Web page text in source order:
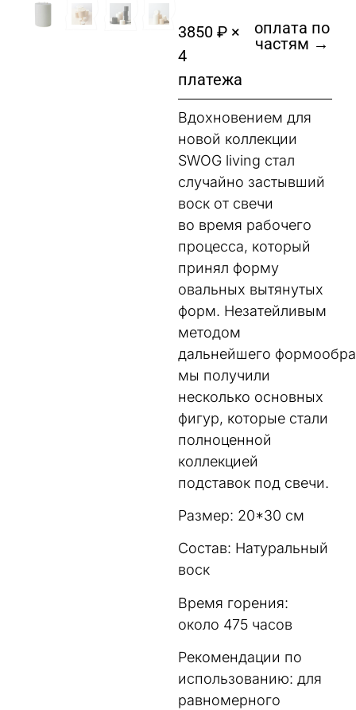
3850 ₽ ×
4
платежа
оплата по
частям →
Вдохновением для
новой коллекции
SWOG living стал
случайно застывший
воск от свечи
во время рабочего
процесса, который
принял форму
овальных вытянутых
форм. Незатейливым
методом
дальнейшего
мы получили
несколько основных
фигур, которые стали
полноценной
коллекцией
подставок под свечи.
Размер: 20*30 см
Состав: Натуральный
воск
Время горения:
около 475 часов
Рекомендации по
использованию: для
равномерного